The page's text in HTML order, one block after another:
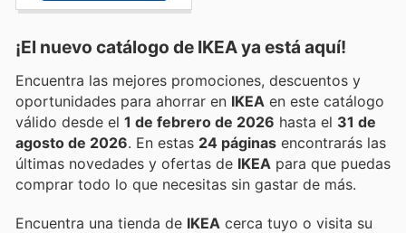
¡El nuevo catálogo de IKEAya está aquí!
Encuentra las mejores promociones, descuentos y
oportunidades para ahorrar en IKEA en este catálogo
válido desde el 1 de febrero de 2026 hasta el 31 de
agosto de 2026 . En estas 24 páginas encontrarás las
últimas novedades y ofertas de IKEA para que puedas
comprar todo lo que necesitas sin gastar de más.
Encuentra una tienda de IKEA cerca tuyo o visita su